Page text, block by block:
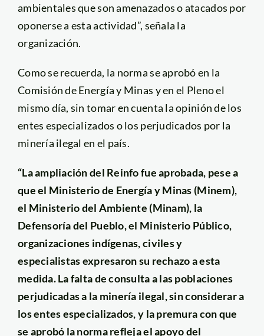
ambientales que son amenazados o atacados por
oponerse a esta actividad”, señala la
organización.
Como se recuerda, la norma se aprobó en la
Comisión de Energía y Minas y en el Pleno el
mismo día, sin tomar en cuenta la opinión de los
entes especializados o los perjudicados por la
minería ilegal en el país.
“La ampliación del Reinfo fue aprobada, pese a
que el Ministerio de Energía y Minas (Minem),
el Ministerio del Ambiente (Minam), la
Defensoría del Pueblo, el Ministerio Público,
organizaciones indígenas, civiles y
especialistas expresaron su rechazo a esta
medida. La falta de consulta a las poblaciones
perjudicadas a la minería ilegal, sin considerar a
los entes especializados, y la premura con que
se aprobó la norma refleja el apoyo del